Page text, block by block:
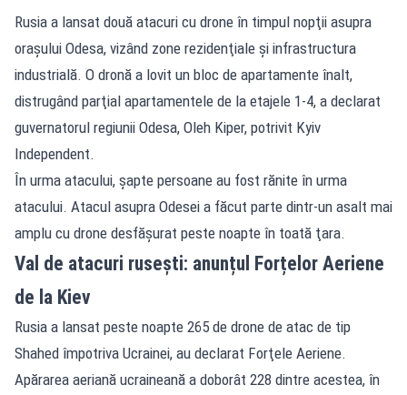
Rusia a lansat două atacuri cu drone în timpul nopţii asupra
oraşului Odesa, vizând zone rezidenţiale şi infrastructura
industrială. O dronă a lovit un bloc de apartamente înalt,
distrugând parţial apartamentele de la etajele 1-4, a declarat
guvernatorul regiunii Odesa, Oleh Kiper, potrivit Kyiv
Independent.
În urma atacului, șapte persoane au fost rănite în urma
atacului. Atacul asupra Odesei a făcut parte dintr-un asalt mai
amplu cu drone desfăşurat peste noapte în toată ţara.
Val de atacuri rusești: anunțul Forțelor Aeriene
de la Kiev
Rusia a lansat peste noapte 265 de drone de atac de tip
Shahed împotriva Ucrainei, au declarat Forţele Aeriene.
Apărarea aeriană ucraineană a doborât 228 dintre acestea, în